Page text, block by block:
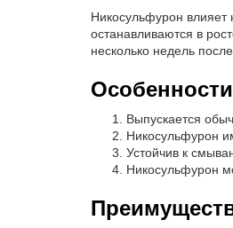
Никосульфурон влияет
останавливаются в
несколько недель
Выпускается
Никосульфурон
Устойчив к
Никосульфурон